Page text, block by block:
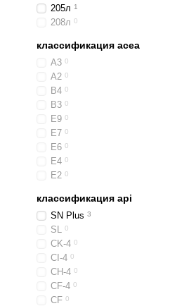
205л 1
208л 0
классификация acea
A3 0
A2 0
B4 0
B3 0
E9 0
E7 0
E6 0
E4 0
E2 0
классификация api
SN Plus 3
SL 0
CK-4 0
CI-4 0
CH-4 0
CF-4 0
CF 0